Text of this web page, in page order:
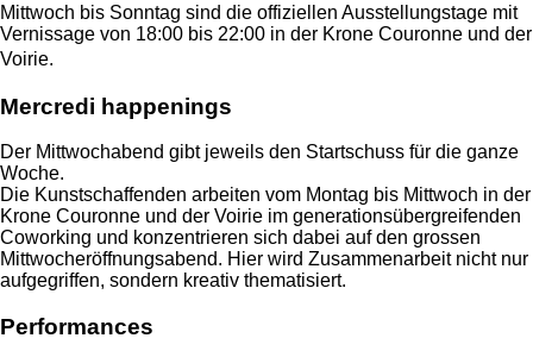
Mittwoch bis Sonntag sind die offiziellen Ausstellungstage mit
Vernissage von 18:00 bis 22:00 in der Krone Couronne und der
Voirie.
Mercredi happenings
Der Mittwochabend gibt jeweils den Startschuss für die ganze
Woche.
Die Kunstschaffenden arbeiten vom Montag bis Mittwoch in der
Krone Couronne und der Voirie im generations­übergreifenden
Coworking und konzen­trieren sich dabei auf den grossen
Mittwocheröffnungsabend. Hier wird Zusammenarbeit nicht nur
aufgegriffen, sondern kreativ thematisiert.
Performances